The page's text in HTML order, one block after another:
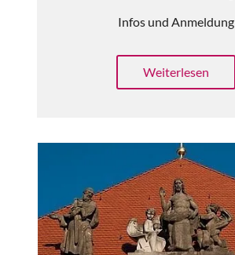
Infos und Anmeldung
Weiterlesen